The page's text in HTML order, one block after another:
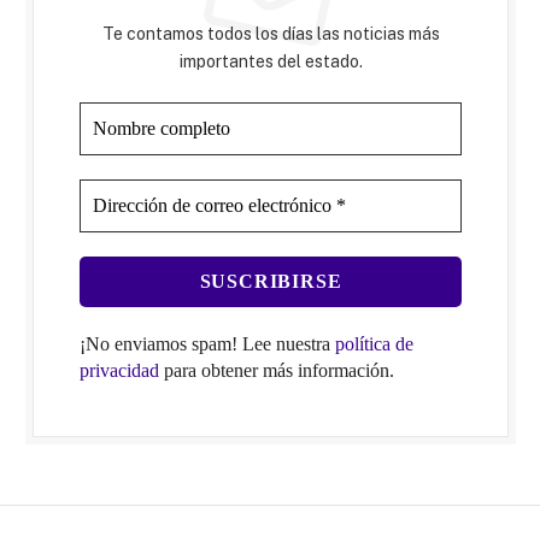
Te contamos todos los días las noticias más
importantes del estado.
¡No enviamos spam! Lee nuestra política de
privacidad para obtener más información.